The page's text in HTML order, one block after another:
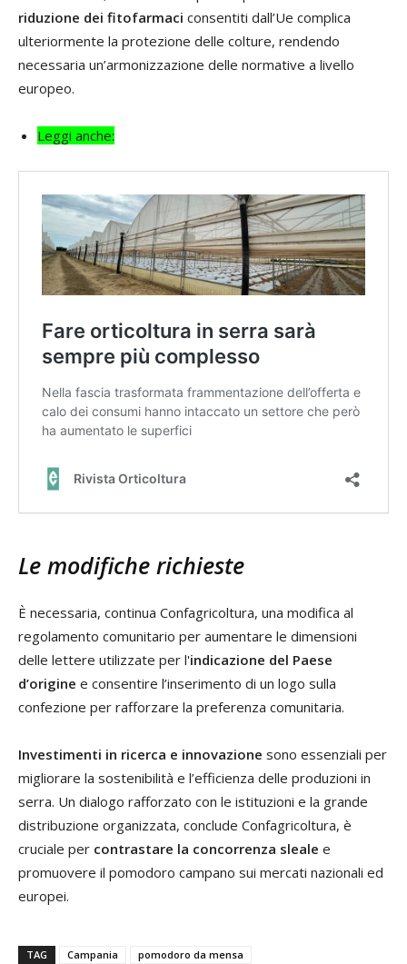
riduzione dei fitofarmaci consentiti dall’Ue complica
ulteriormente la protezione delle colture, rendendo
necessaria un’armonizzazione delle normative a livello
europeo.
Leggi anche:
Le modifiche richieste
È necessaria, continua Confagricoltura, una modifica al
regolamento comunitario per aumentare le dimensioni
delle lettere utilizzate per l'indicazione del Paese
d’origine e consentire l’inserimento di un logo sulla
confezione per rafforzare la preferenza comunitaria.
Investimenti in ricerca e innovazione sono essenziali per
migliorare la sostenibilità e l’efficienza delle produzioni in
serra. Un dialogo rafforzato con le istituzioni e la grande
distribuzione organizzata, conclude Confagricoltura, è
cruciale per contrastare la concorrenza sleale e
promuovere il pomodoro campano sui mercati nazionali ed
europei.
TAG Campania pomodoro da mensa